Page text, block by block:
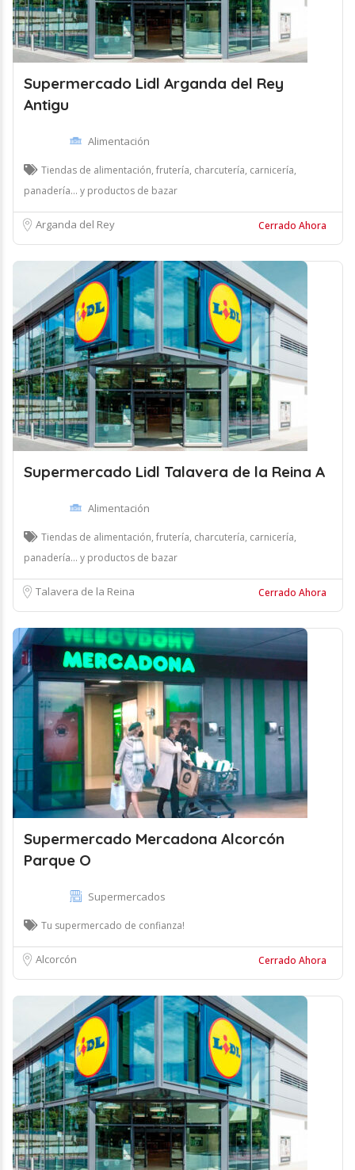
Supermercado Lidl Arganda del Rey
Antigu
Alimentación
Tiendas de alimentación, frutería, charcutería, carnicería,
panadería... y productos de bazar
Arganda del Rey Cerrado Ahora
Supermercado Lidl Talavera de la Reina A
Alimentación
Tiendas de alimentación, frutería, charcutería, carnicería,
panadería... y productos de bazar
Talavera de la Reina Cerrado Ahora
Supermercado Mercadona Alcorcón
Parque O
Supermercados
Tu supermercado de confianza!
Alcorcón Cerrado Ahora